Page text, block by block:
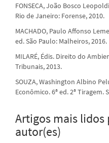
FONSECA, João Bosco
Rio de Janeiro: Forense, 2010.
MACHADO, Paulo Affonso
ed. São Paulo: Malheiros, 2016.
MILARÉ, Édis. Direito do
Tribunais, 2013.
SOUZA, Washington Albino
Econômico. 6ª ed. 2ª Tiragem.
Artigos mais lidos
autor(es)